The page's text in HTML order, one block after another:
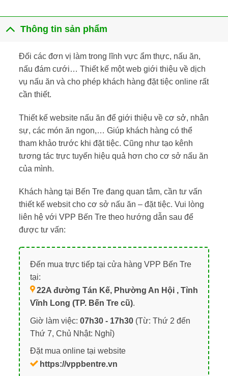
Thông tin sản phẩm
Đối các đơn vị làm trong lĩnh vực ẩm thực, nấu ăn,
nấu đám cưới… Thiết kế một web giới thiệu về dịch
vụ nấu ăn và cho phép khách hàng đặt tiệc online rất
cần thiết.
Thiết kế website nấu ăn để giới thiệu về cơ sở, nhân
sự, các món ăn ngon,… Giúp khách hàng có thể
tham khảo trước khi đặt tiệc. Cũng như tạo kênh
tương tác trực tuyến hiệu quả hơn cho cơ sở nấu ăn
của mình.
Khách hàng tại Bến Tre đang quan tâm, cần tư vấn
thiết kế websit cho cơ sở nấu ăn – đặt tiệc. Vui lòng
liên hệ với VPP Bến Tre theo hướng dẫn sau để
được tư vấn:
Đến mua trực tiếp tại cửa hàng VPP Bến Tre
tại:
22A đường Tán Kế, Phường An Hội , Tỉnh
Vĩnh Long (TP. Bến Tre cũ).
Giờ làm việc: 07h30 - 17h30(Từ: Thứ 2 đến
Thứ 7, Chủ Nhật: Nghỉ)
Đặt mua online tại website
https://vppbentre.vn